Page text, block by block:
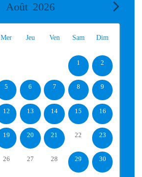
Août 2026
Mer Jeu Ven Sam Dim
1 2
5 6 7 8 9
12 13 14 15 16
19 20 21 22 23
26 27 28 29 30